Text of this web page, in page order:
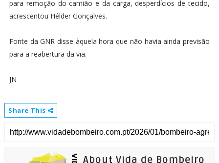
para remoção do camião e da carga, desperdícios de tecido,
acrescentou Hélder Gonçalves.
Fonte da GNR disse àquela hora que não havia ainda previsão
para a reabertura da via.
JN
Share This
About Vida de Bombeiro